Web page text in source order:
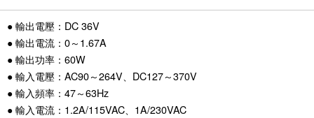
● 輸出電壓：DC 36V
● 輸出電流：0～1.67A
● 輸出功率：60W
● 輸入電壓：AC90～264V、DC127～370V
● 輸入頻率：47～63Hz
● 輸入電流：1.2A/115VAC、1A/230VAC